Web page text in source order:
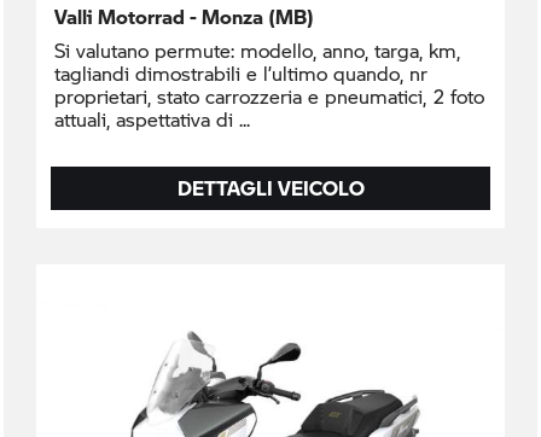
Valli Motorrad - Monza (MB)
Si valutano permute: modello, anno, targa, km,
tagliandi dimostrabili e l’ultimo quando, nr
proprietari, stato carrozzeria e pneumatici, 2 foto
attuali, aspettativa di
DETTAGLI VEICOLO